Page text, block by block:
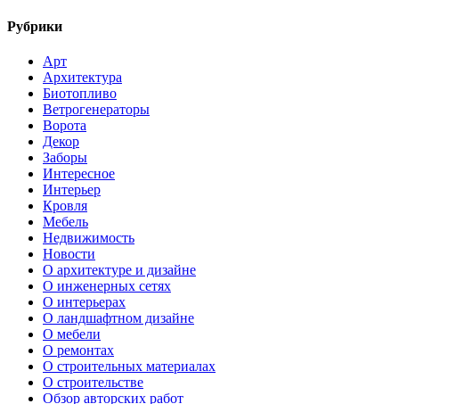
Рубрики
Арт
Архитектура
Биотопливо
Ветрогенераторы
Ворота
Декор
Заборы
Интересное
Интерьер
Кровля
Мебель
Недвижимость
Новости
О архитектуре и дизайне
О инженерных сетях
О интерьерах
О ландшафтном дизайне
О мебели
О ремонтах
О строительных материалах
О строительстве
Обзор авторских работ